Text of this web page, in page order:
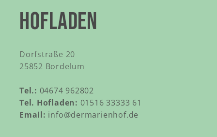
HOFLADEN
Dorfstraße 20
25852 Bordelum
Tel.: 04674 962802
Tel. Hofladen: 01516 33333 61
Email: info@dermarienhof.de